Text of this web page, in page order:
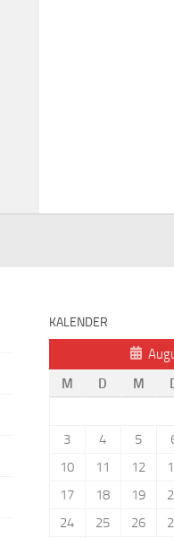
KALENDER
M
D M
3
4 5
10
11 12
17
18 19
24
25 26